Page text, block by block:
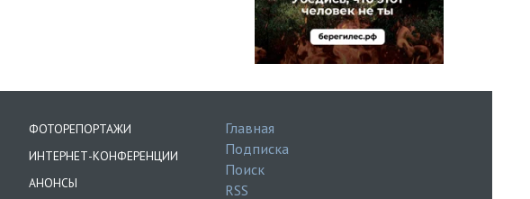
ФОТОРЕПОРТАЖИ
ИНТЕРНЕТ-КОНФЕРЕНЦИИ
АНОНСЫ
Главная
Подписка
Поиск
RSS